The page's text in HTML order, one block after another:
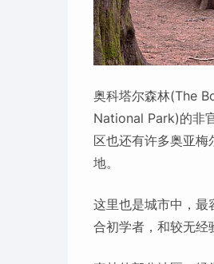
奥科塔尔森林(The
National Park)的非
区也还有许多奥亚
地。
这里也是城市中，最
合初学者，和较无经